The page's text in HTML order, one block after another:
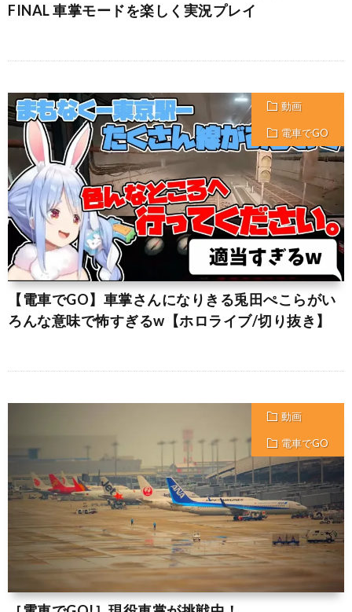
FINAL 車掌モードを楽しく実況プレイ
動画
電車でGO
【電車でGO】車掌さんになりきる兎田ぺこらがい
ろんな意味で怖すぎるw【ホロライブ/切り抜き】
動画
電車でGO